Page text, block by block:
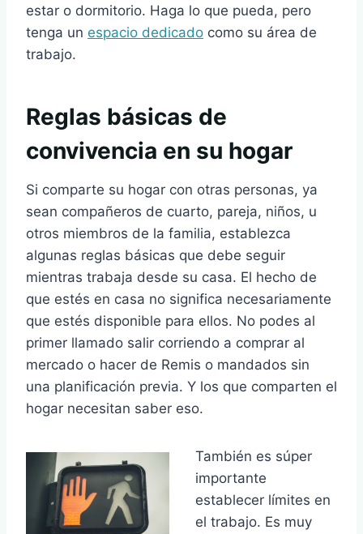
estar o dormitorio. Haga lo que pueda, pero
tenga un espacio dedicado como su área de
trabajo.
Reglas básicas de
convivencia en su hogar
Si comparte su hogar con otras personas, ya
sean compañeros de cuarto, pareja, niños, u
otros miembros de la familia, establezca
algunas reglas básicas que debe seguir
mientras trabaja desde su casa. El hecho de
que estés en casa no significa necesariamente
que estés disponible para ellos. No podes al
primer llamado salir corriendo a comprar al
mercado o hacer de Remis o mandados sin
una planificación previa. Y los que comparten el
hogar necesitan saber eso.
También es súper
importante
establecer límites en
el trabajo. Es muy